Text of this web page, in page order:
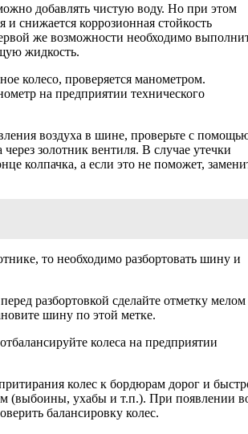
добавлять чистую воду. Но при этом
и снижается коррозионная стойкость
же возможности необходимо
жидкость.
колесо, проверяется манометром.
на предприятии технического
воздуха в шине, проверьте с
золотник вентиля. В случае утечки
колпачка, а если это не поможет,
то необходимо разбортовать шину и
разбортовкой сделайте отметку мелом
шину по этой метке.
колеса на предприятии
колес к бордюрам дорог и
(выбоины, ухабы и т.п.). При появлении
балансировку колес.